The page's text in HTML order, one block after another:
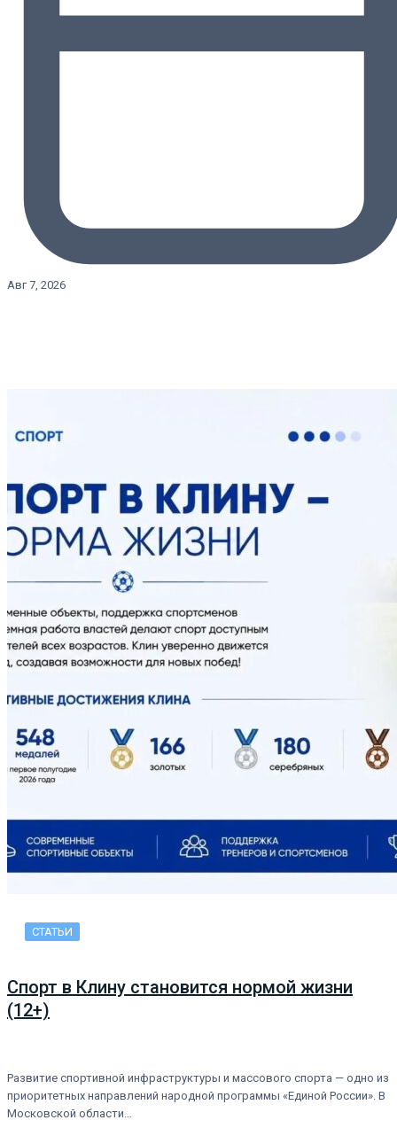
Авг 7, 2026
СТАТЬИ
Спорт в Клину становится нормой жизни
(12+)
Развитие спортивной инфраструктуры и массового спорта — одно из
приоритетных направлений народной программы «Единой России». В
Московской области…